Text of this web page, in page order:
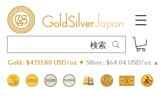
Gold : $4333.80 USD/oz ▼ Silver : $64.04 USD/oz ▲